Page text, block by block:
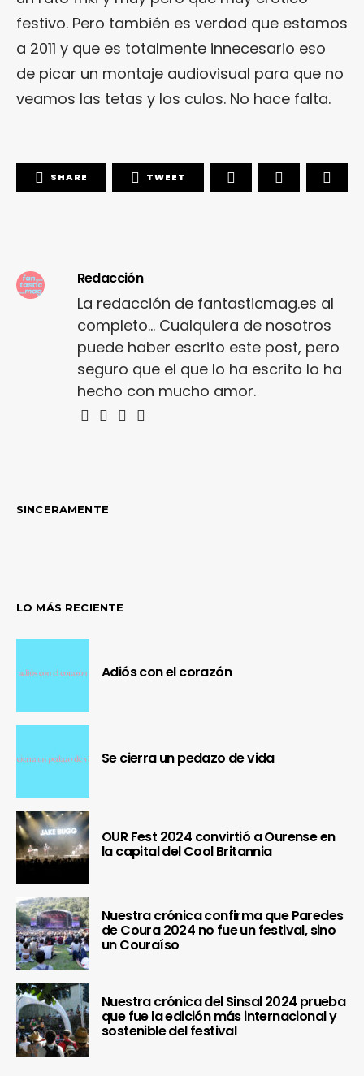
festivo. Pero también es verdad que estamos
a 2011 y que es totalmente innecesario eso
de picar un montaje audiovisual para que no
veamos las tetas y los culos. No hace falta.
SHARE TWEET
Redacción
La redacción de fantasticmag.es al
completo... Cualquiera de nosotros
puede haber escrito este post, pero
seguro que el que lo ha escrito lo ha
hecho con mucho amor.
SINCERAMENTE
LO MÁS RECIENTE
Adiós con el corazón
Se cierra un pedazo de vida
OUR Fest 2024 convirtió a Ourense en
la capital del Cool Britannia
Nuestra crónica confirma que Paredes
de Coura 2024 no fue un festival, sino
un Couraíso
Nuestra crónica del Sinsal 2024 prueba
que fue la edición más internacional y
sostenible del festival